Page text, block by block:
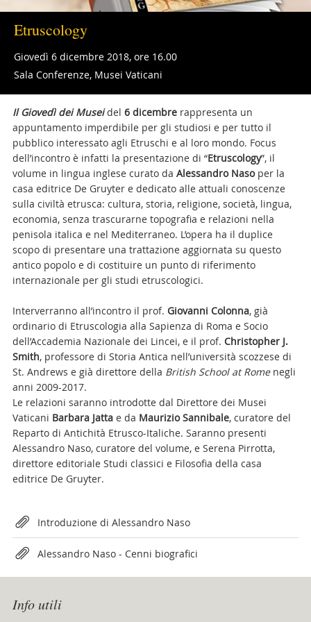
Etruscology
Giovedì 6 dicembre 2018, ore 16.00
Sala Conferenze, Musei Vaticani
Il Giovedì dei Museidel 6 dicembrerappresenta un
appuntamento imperdibile per gli studiosi e per tutto il
pubblico interessato agli Etruschi e al loro mondo. Focus
dell’incontro è infatti la presentazione di “Etruscology”, il
volume in lingua inglese curato da Alessandro Nasoper la
casa editrice De Gruyter e dedicato alle attuali conoscenze
sulla civiltà etrusca: cultura, storia, religione, società, lingua,
economia, senza trascurarne topografia e relazioni nella
penisola italica e nel Mediterraneo. L’opera ha il duplice
scopo di presentare una trattazione aggiornata su questo
antico popolo e di costituire un punto di riferimento
internazionale per gli studi etruscologici.
Interverranno all’incontro il prof. Giovanni Colonna, già
ordinario di Etruscologia alla Sapienza di Roma e Socio
dell’Accademia Nazionale dei Lincei, e il prof. Christopher J.
Smith, professore di Storia Antica nell’università scozzese di
St. Andrews e già direttore della British School at Romenegli
anni 2009-2017.
Le relazioni saranno introdotte dal Direttore dei Musei
Vaticani Barbara Jattae da Maurizio Sannibale, curatore del
Reparto di Antichità Etrusco-Italiche. Saranno presenti
Alessandro Naso, curatore del volume, e Serena Pirrotta,
direttore editoriale Studi classici e Filosofia della casa
editrice De Gruyter.
Attachments
Introduzione di Alessandro Naso
Alessandro Naso - Cenni biografici
Info utili